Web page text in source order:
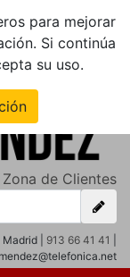
para mejorar
Si continúa
su uso.
Zona de Clientes
| 913 66 41 41